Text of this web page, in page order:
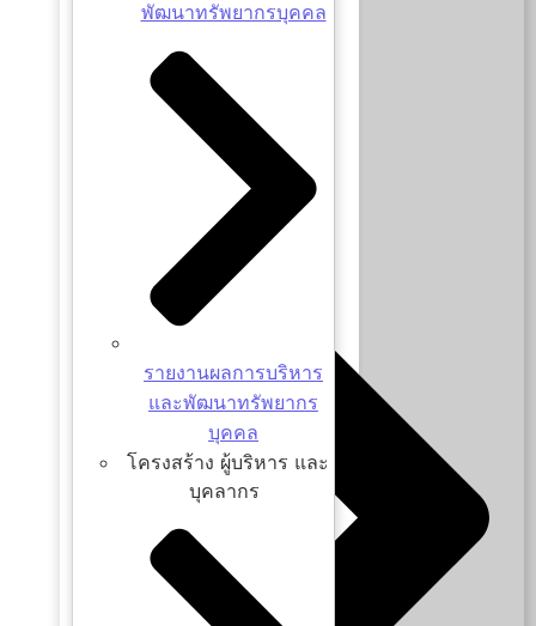
ค่านิยมองค์กร CHULA
พัฒนาทรัพยากรบุคคล
รายงานผลการบริหาร
และพัฒนาทรัพยากร
บุคคล
โครงสร้าง ผู้บริหาร และ
บุคลากร